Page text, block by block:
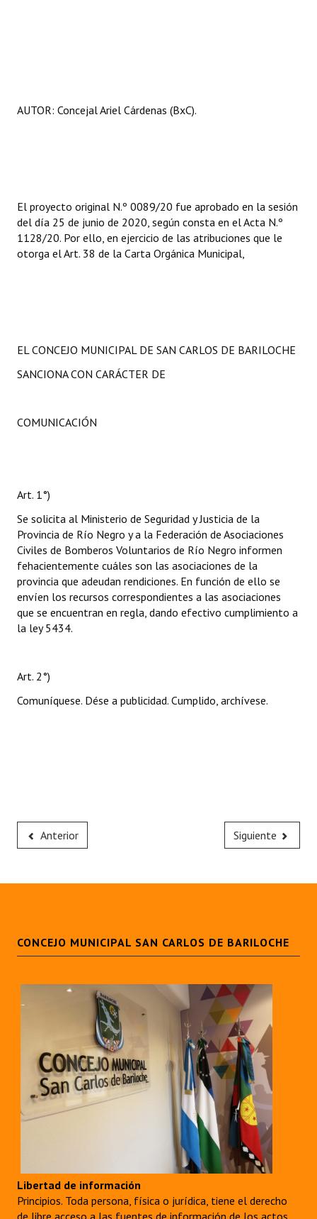
AUTOR: Concejal Ariel Cárdenas (BxC).
El proyecto original N.º 0089/20 fue aprobado en la sesión
del día 25 de junio de 2020, según consta en el Acta N.º
1128/20. Por ello, en ejercicio de las atribuciones que le
otorga el Art. 38 de la Carta Orgánica Municipal,
EL CONCEJO MUNICIPAL DE SAN CARLOS DE BARILOCHE
SANCIONA CON CARÁCTER DE
COMUNICACIÓN
Art. 1°)
Se solicita al Ministerio de Seguridad y Justicia de la
Provincia de Río Negro y a la Federación de Asociaciones
Civiles de Bomberos Voluntarios de Río Negro informen
fehacientemente cuáles son las asociaciones de la
provincia que adeudan rendiciones. En función de ello se
envíen los recursos correspondientes a las asociaciones
que se encuentran en regla, dando efectivo cumplimiento a
la ley 5434.
Art. 2°)
Comuníquese. Dése a publicidad. Cumplido, archívese.
Anterior Siguiente
CONCEJO MUNICIPAL SAN CARLOS DE BARILOCHE
Libertad de información
Principios. Toda persona, física o jurídica, tiene el derecho
de libre acceso a las fuentes de información de los actos